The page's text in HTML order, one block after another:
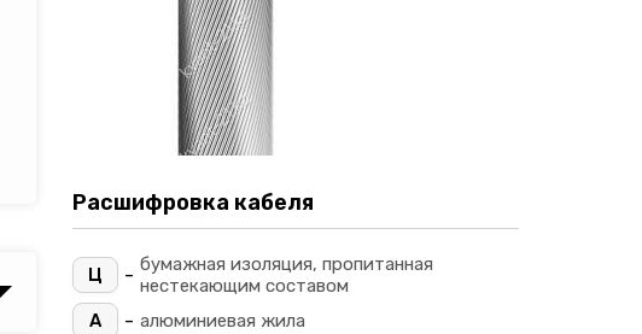
Расшифровка кабеля
Ц - бумажная изоляция, пропитанная
нестекающим составом
А
- алюминиевая жила